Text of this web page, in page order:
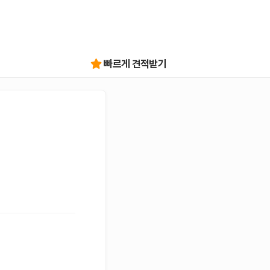
빠르게 견적받기